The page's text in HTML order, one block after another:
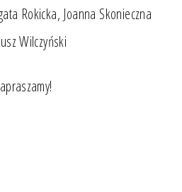
Rokicka, Joanna Skonieczna
Wilczyński